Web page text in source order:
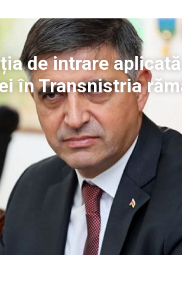
de intrare aplicată
în Transnistria